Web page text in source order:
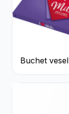
Buchet